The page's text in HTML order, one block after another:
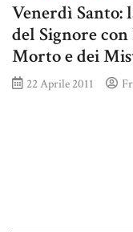
Venerdì Santo:
del Signore
Morto e dei
22 Aprile 2011